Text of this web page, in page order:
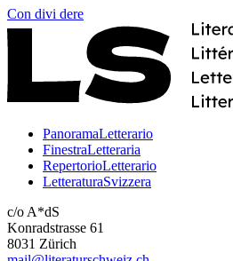
Con divi dere
PanoramaLetterario
FinestraLetteraria
RepertorioLetterario
LetteraturaSvizzera
c/o A*dS
Konradstrasse 61
8031 Zürich